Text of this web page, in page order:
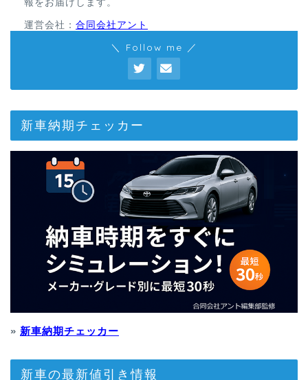
報をお届けします。
運営会社： 合同会社アント
＼ Follow me ／
新車納期チェッカー
» 新車納期チェッカー
新車の最新値引き情報